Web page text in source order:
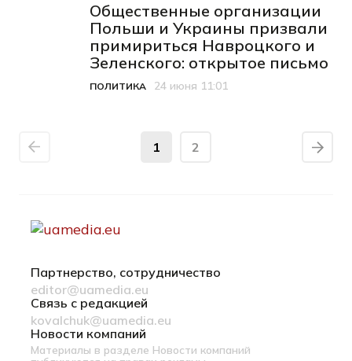
Общественные организации
Польши и Украины призвали
примириться Навроцкого и
Зеленского: открытое письмо
Категория
ПОЛИТИКА
Дата публикации
24 июня 11:01
1 2
Партнерство, сотрудничество
editor@uamedia.eu
Связь с редакцией
kovalchuk@uamedia.eu
Новости компаний
Материалы в разделе Новости компаний